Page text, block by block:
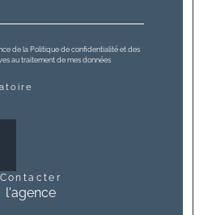
de la Politique de confidentialité et des
au traitement de mes données
contacter
l'agence